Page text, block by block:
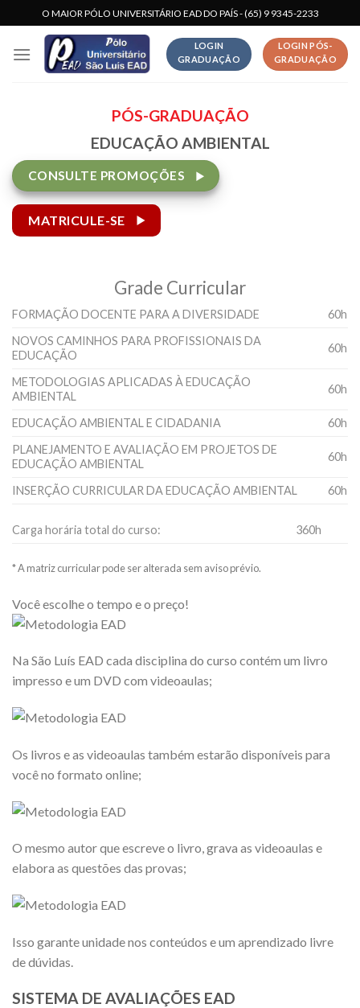
to
content
O MAIOR PÓLO UNIVERSITÁRIO EAD DO PAÍS - (65) 9 9345-2233
LOGIN
GRADUAÇÃO
LOGIN PÓS-
GRADUAÇÃO
PÓS-GRADUAÇÃO
EDUCAÇÃO AMBIENTAL
CONSULTE PROMOÇÕES
MATRICULE-SE
Grade Curricular
FORMAÇÃO DOCENTE PARA A DIVERSIDADE
60h
NOVOS CAMINHOS PARA PROFISSIONAIS DA
EDUCAÇÃO
60h
METODOLOGIAS APLICADAS À EDUCAÇÃO
AMBIENTAL
60h
EDUCAÇÃO AMBIENTAL E CIDADANIA
60h
PLANEJAMENTO E AVALIAÇÃO EM PROJETOS DE
EDUCAÇÃO AMBIENTAL
60h
INSERÇÃO CURRICULAR DA EDUCAÇÃO AMBIENTAL 60h
Carga horária total do curso: 360h
* A matriz curricular pode ser alterada sem aviso prévio.
Você escolhe o tempo e o preço!
Na São Luís EAD cada disciplina do curso contém um livro
impresso e um DVD com videoaulas;
Os livros e as videoaulas também estarão disponíveis para
você no formato online;
O mesmo autor que escreve o livro, grava as videoaulas e
elabora as questões das provas;
Isso garante unidade nos conteúdos e um aprendizado livre
de dúvidas.
SISTEMA DE AVALIAÇÕES EAD